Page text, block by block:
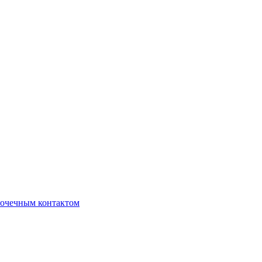
контактом